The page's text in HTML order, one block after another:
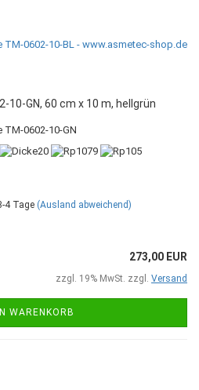
GN, 60 cm x 10 m, hellgrün
TM-0602-10-GN
4 Tage (Ausland abweichend)
273,00 EUR
zzgl. 19% MwSt. zzgl. Versand
WARENKORB